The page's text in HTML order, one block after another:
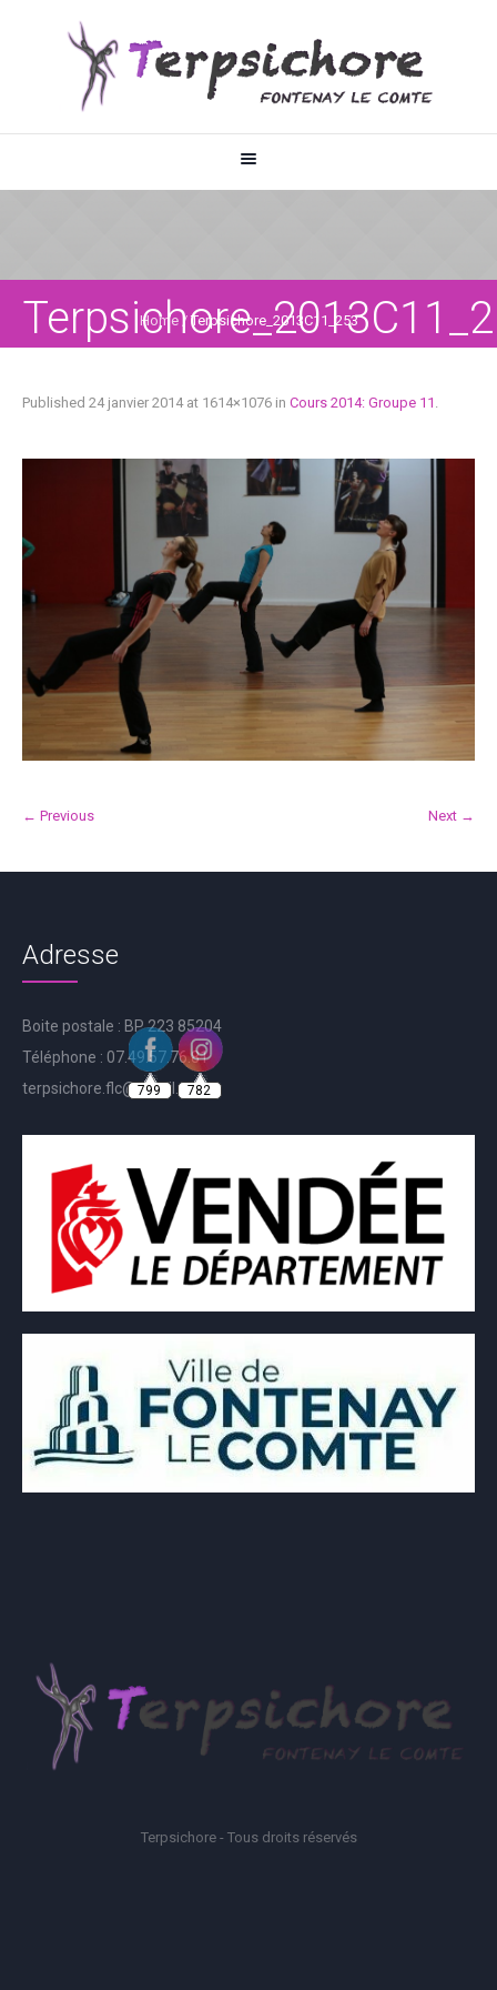
Home /Terpsichore_2013C11_253
Published 24 janvier 2014at 1614×1076 in Cours 2014: Groupe 11 .
← Previous Next →
Adresse
Boite postale : BP 223 85204
Téléphone : 07.49.57.76.81
terpsichore.flc@gmail.com
Terpsichore - Tous droits réservés
799 782